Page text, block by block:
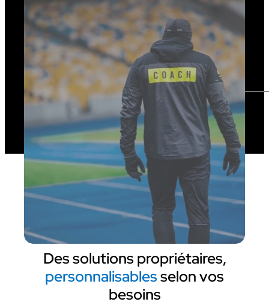
Des solutions propriétaires,
personnalisablesselon vos
besoins